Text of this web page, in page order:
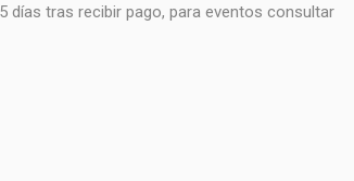
días tras recibir pago, para eventos consultar